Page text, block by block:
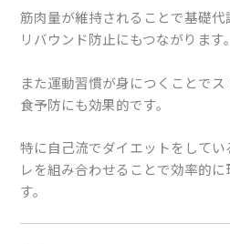
筋肉量が維持されることで基礎代
リバウンド防止にもつながります。
また運動習慣が身につくことで
食予防にも効果的です。
特に自己流でダイエットをして
レを組み合わせることで効率的
す。